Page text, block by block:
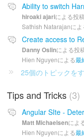
hiroaki ajariによる投稿
Sathish Natarajanによ
Create access to
Danny Oslinによる投
Hien Nguyenによる最
25個のトピックを
Tips and Tricks 3
Matt Michaelsenによ
Hien Nguyenによる最